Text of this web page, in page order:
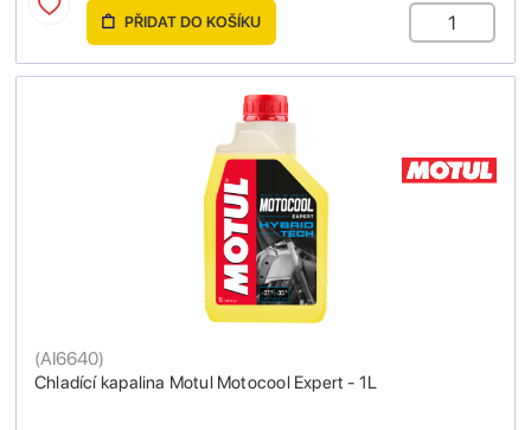
PŘIDAT DO KOŠÍKU
Chladící kapalina Motul Motocool Expert - 1L
(AI6640)